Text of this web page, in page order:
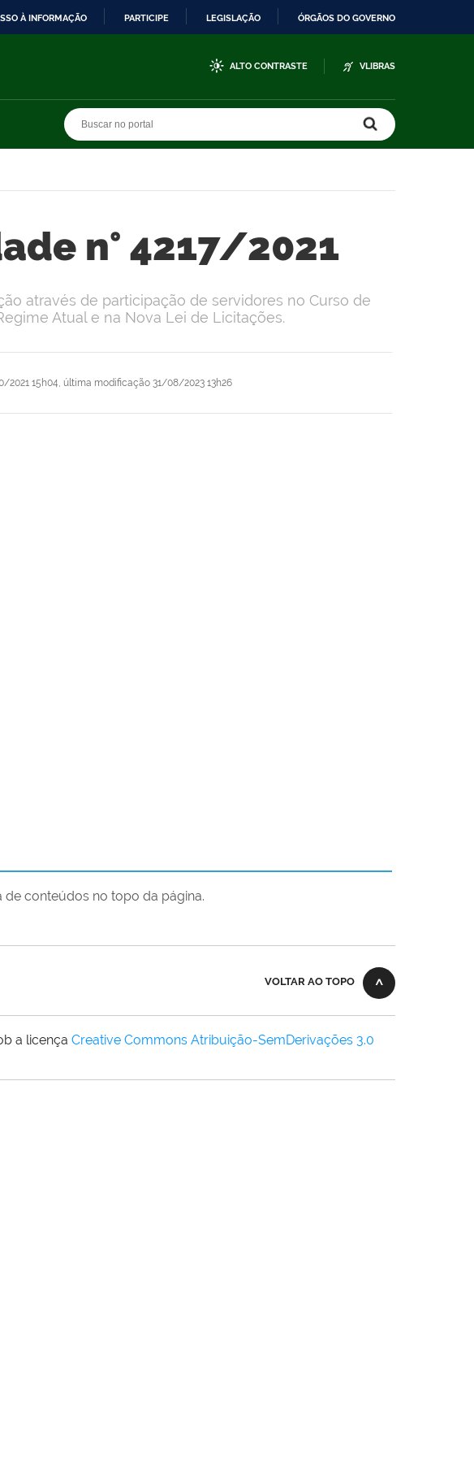
À INFORMAÇÃO PARTICIPE LEGISLAÇÃO ÓRGÃOS DO GOVERNO
ALTO CONTRASTE VLIBRAS
n° 4217/2021
2021 15h04, última modificação 31/08/2023 13h26
através de participação de servidores no Curso de
Atual e na Nova Lei de Licitações.
de conteúdos no topo da página.
VOLTAR AO TOPO
a licença Creative Commons Atribuição-SemDerivações 3.0